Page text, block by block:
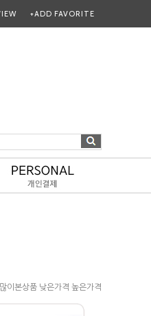
+ADD FAVORITE
많이본상품 낮은가격 높은가격